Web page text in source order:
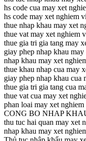
hs code cua may xet
hs code may xet nghiem
thue nhap khau may xet
thue vat may xet nghiem
thue gia tri gia tang may
giay phep nhap khau
nhap khau may xet
thue khau nhap cua may
giay phep nhap khau cua
thue gia tri gia tang cua
thue vat cua may xet
phan loai may xet
CONG BO NHAP
thu tuc hai quan may xet
nhap khau may xet